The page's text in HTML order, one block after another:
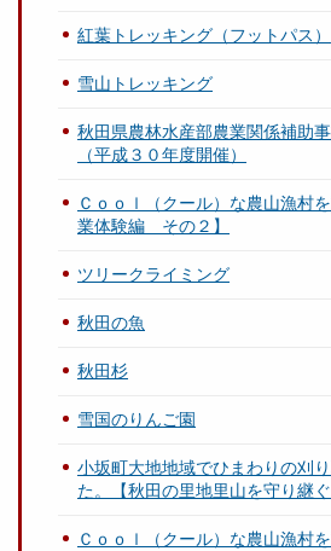
紅葉トレッキング（フットパス）
雪山トレッキング
秋田県農林水産部農業関係補助
（平成３０年度開催）
Ｃｏｏｌ（クール）な農山漁村
業体験編 その２】
ツリークライミング
秋田の魚
秋田杉
雪国のりんご園
小坂町大地地域でひまわりの刈
た。【秋田の里地里山を守り継
Ｃｏｏｌ（クール）な農山漁村